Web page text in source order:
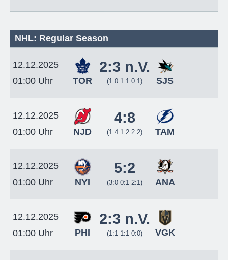
NHL: Regular Season
12.12.2025
01:00 Uhr
TOR
2:3 n.V.
(1:0 1:1 0:1) SJS
12.12.2025
01:00 Uhr
NJD
4:8
(1:4 1:2 2:2) TAM
12.12.2025
01:00 Uhr
NYI
5:2
(3:0 0:1 2:1) ANA
12.12.2025
01:00 Uhr
PHI
2:3 n.V.
(1:1 1:1 0:0) VGK